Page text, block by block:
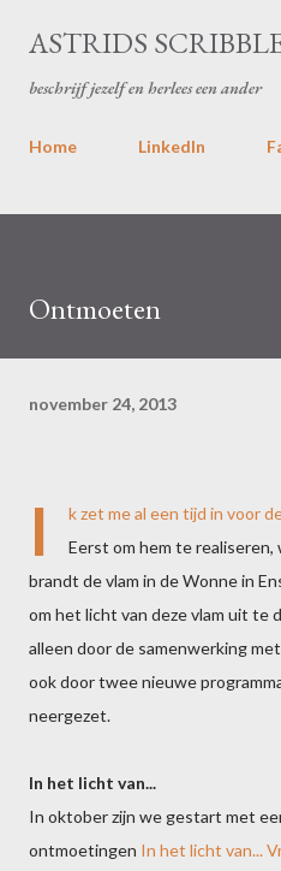
Doorgaan naar
ASTRIDS
beschrijf jezelf en herlees een ander
Home LinkedIn
Ontmoeten
november 24, 2013
I k zet me al een tijd in voor
Eerst om hem te
brandt de vlam in de Wonne in
om het licht van deze vlam uit te
alleen door de samenwerking
ook door twee nieuwe
neergezet.
In het licht van...
In oktober zijn we gestart met
ontmoetingen In het licht van...